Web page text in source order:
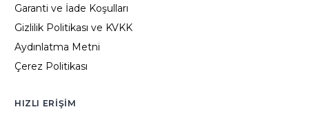
Garanti ve İade Koşulları
Gizlilik Politikası ve KVKK
Aydınlatma Metni
Çerez Politikası
HIZLI ERIŞIM